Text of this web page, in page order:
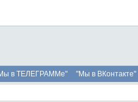
в ТЕЛЕГРАММе" "Мы в ВКонтакте"